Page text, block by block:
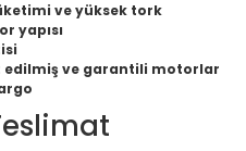
ve yüksek tork
yapısı
edilmiş ve garantili motorlar